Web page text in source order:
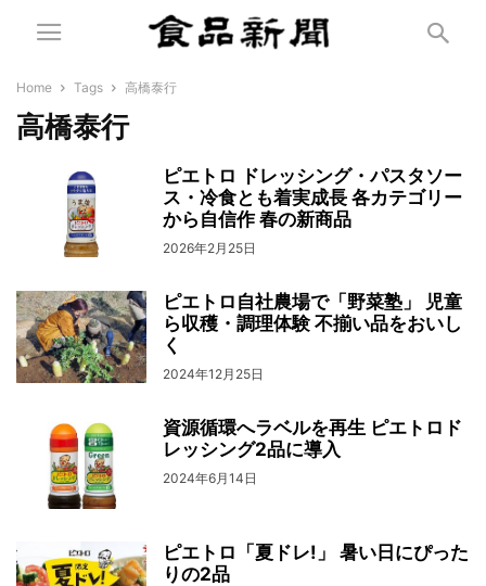
Home Tags 高橋泰行
高橋泰行
ピエトロ ドレッシング・パスタソー
ス・冷食とも着実成長 各カテゴリー
から自信作 春の新商品
2026年2月25日
ピエトロ自社農場で「野菜塾」 児童
ら収穫・調理体験 不揃い品をおいし
く
2024年12月25日
資源循環へラベルを再生 ピエトロド
レッシング2品に導入
2024年6月14日
ピエトロ「夏ドレ!」 暑い日にぴった
りの2品